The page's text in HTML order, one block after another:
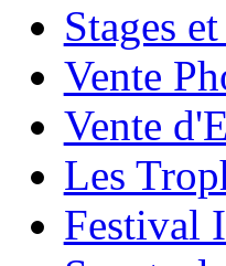
Stages
Vente
Vente
Les
Festival